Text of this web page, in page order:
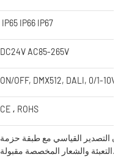
IP65 IP66 IP67
DC24V AC85-265V
ON/OFF, DMX512, DALI, 0/1-10V,
CE ، ROHS
التعبئة والشعار المخصصة مقبولة.